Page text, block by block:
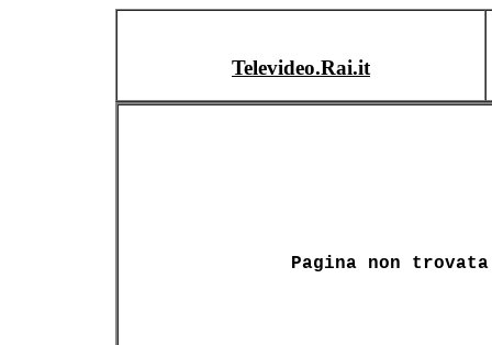
Televideo.Rai.it
Pagina non trovata